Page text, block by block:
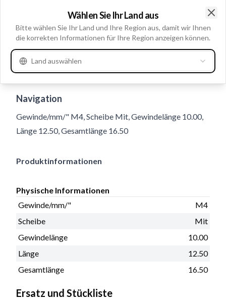
Navigation
Gewinde/mm/" M4, Scheibe Mit, Gewindelänge 10.00,
Länge 12.50, Gesamtlänge 16.50
Produktinformationen
Physische Informationen
Gewinde/mm/"
M4
Scheibe
Mit
Gewindelänge
10.00
Länge
12.50
Gesamtlänge
16.50
Ersatz und Stückliste
Wählen Sie Ihr Land aus
Bitte wählen Sie Ihr Land und Ihre Region aus, damit wir Ihnen
die korrekten Informationen für Ihre Region anzeigen können.
Land auswählen